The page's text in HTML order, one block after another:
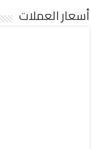
أسعار العملات